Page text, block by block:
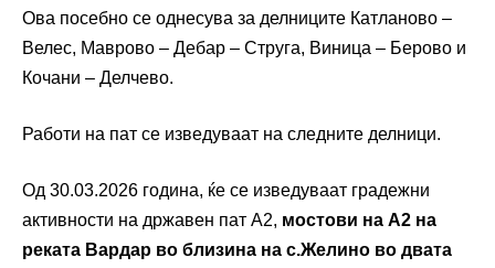
Ова посебно се однесува за делниците Катланово –
Велес, Маврово – Дебар – Струга, Виница – Берово и
Кочани – Делчево.
Работи на пат се изведуваат на следните делници.
Од 30.03.2026 година, ќе се изведуваат градежни
активности на државен пат А2, мостови на А2 на
реката Вардар во близина на с.Желино во двата